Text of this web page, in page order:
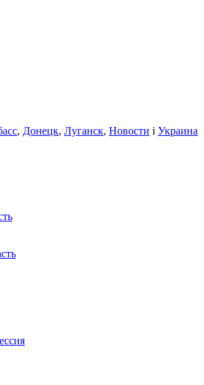
, Донецк, Луганск, Новости і Украина